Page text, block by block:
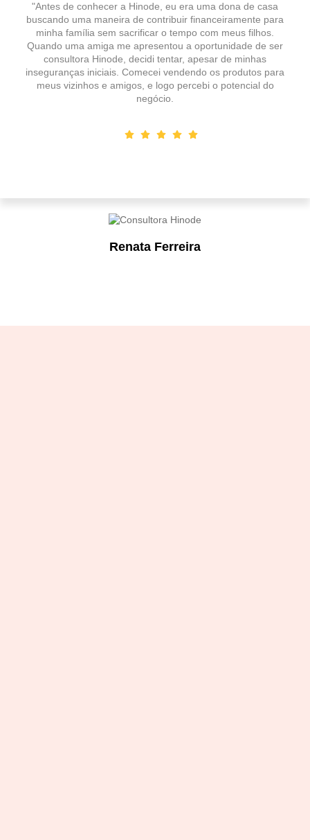
Renata Ferreira
"Antes de conhecer a Hinode, eu era uma dona de casa
buscando uma maneira de contribuir financeiramente para
minha família sem sacrificar o tempo com meus filhos.
Quando uma amiga me apresentou a oportunidade de ser
consultora Hinode, decidi tentar, apesar de minhas
inseguranças iniciais. Comecei vendendo os produtos para
meus vizinhos e amigos, e logo percebi o potencial do
negócio.